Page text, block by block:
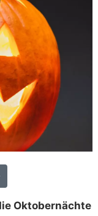
Oktobernächte